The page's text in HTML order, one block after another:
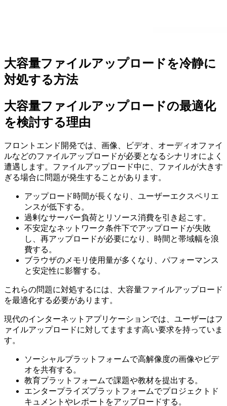
大容量ファイルアップロードを冷静に
対処する方法
大容量ファイルアップロードの最適化
を検討する理由
フロントエンド開発では、画像、ビデオ、オーディオファイ
ルなどのファイルアップロードが必要となるシナリオによく
遭遇します。ファイルアップロード中に、ファイルが大きす
ぎる場合に問題が発生することがあります。
アップロード時間が長くなり、ユーザーエクスペリエ
ンスが低下する。
過剰なサーバー負荷とリソース消費を引き起こす。
不安定なネットワーク条件下でアップロードが失敗
し、再アップロードが必要になり、時間と帯域幅を浪
費する。
ブラウザのメモリ使用量が多くなり、パフォーマンス
と安定性に影響する。
これらの問題に対処するには、大容量ファイルアップロード
を最適化する必要があります。
現代のインターネットアプリケーションでは、ユーザーはフ
ァイルアップロードに対してますます高い要求を持っていま
す。
ソーシャルプラットフォームで高解像度の画像やビデ
オを共有する。
教育プラットフォームで課題や教材を提出する。
エンタープライズプラットフォームでプロジェクトド
キュメントやレポートをアップロードする。